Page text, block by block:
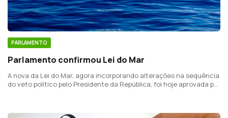
PARLAMENTO
Parlamento confirmou Lei do Mar
A nova da Lei do Mar, agora incorporando alterações na sequência
do veto político pelo Presidente da República, foi hoje aprovada por